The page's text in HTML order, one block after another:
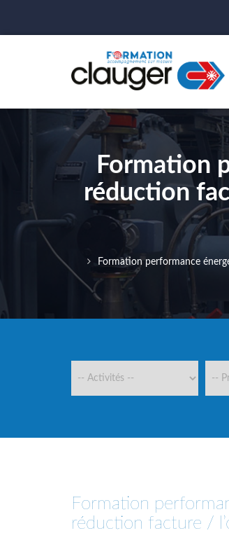
Formation
réduction
Formation performance
Formation
réduction facture /